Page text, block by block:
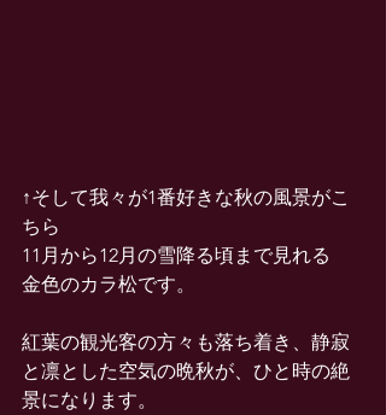
↑そして我々が1番好きな秋の風景がこ
ちら
11月から12月の雪降る頃まで見れる
金色のカラ松です。
紅葉の観光客の方々も落ち着き、静寂
と凛とした空気の晩秋が、ひと時の絶
景になります。